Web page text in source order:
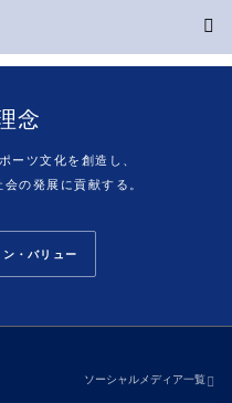
念
ーツ文化を創造し、
の発展に貢献する。
・バリュー
ソーシャルメディア一覧